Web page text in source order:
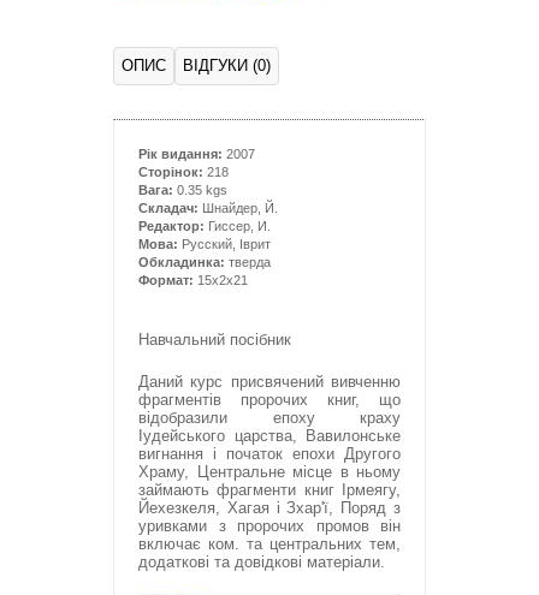
ОПИС ВІДГУКИ (0)
Рік видання: 2007
Сторінок: 218
Вага: 0.35 kgs
Складач: Шнайдер, Й.
Редактор: Гиссер, И.
Мова: Русский, Іврит
Обкладинка: тверда
Формат: 15x2x21
Навчальний посібник
Даний курс присвячений вивченню
фрагментів пророчих книг, що
відобразили епоху краху
Іудейського царства, Вавилонське
вигнання і початок епохи Другого
Храму, Центральне місце в ньому
займають фрагменти книг Ірмеягу,
Йехезкеля, Хагая і Зхар'ї, Поряд з
уривками з пророчих промов він
включає ком. та центральних тем,
додаткові та довідкові матеріали.